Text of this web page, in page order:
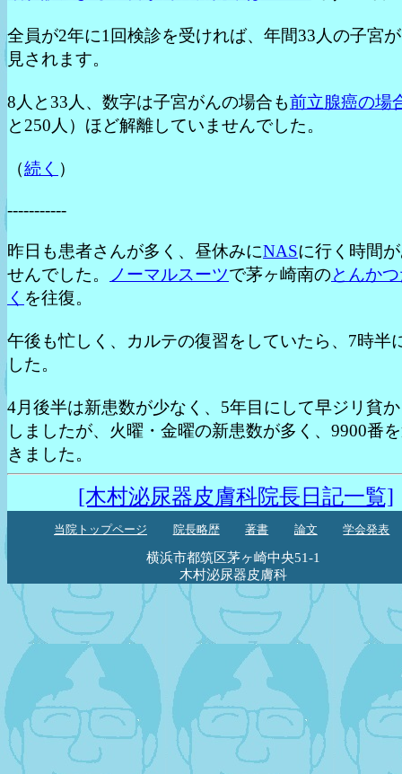
全員が2年に1回検診を受ければ、年間33人の子宮
見されます。
8人と33人、数字は子宮がんの場合も前立腺癌の場
と250人）ほど解離していませんでした。
（続く ）
-----------
昨日も患者さんが多く、昼休みにNASに行く時間
せんでした。
ノーマルスーツで茅ヶ崎南のとんか
く を往復。
午後も忙しく、カルテの復習をしていたら、7時半
した。
4月後半は新患数が少なく、5年目にして早ジリ貧
しましたが、火曜・金曜の新患数が多く、9900番
きました。
[木村泌尿器皮膚科院長日記一覧]
当院トップページ 院長略歴 著書 論文 学会発表
横浜市都筑区茅ヶ崎中央51-1
木村泌尿器皮膚科